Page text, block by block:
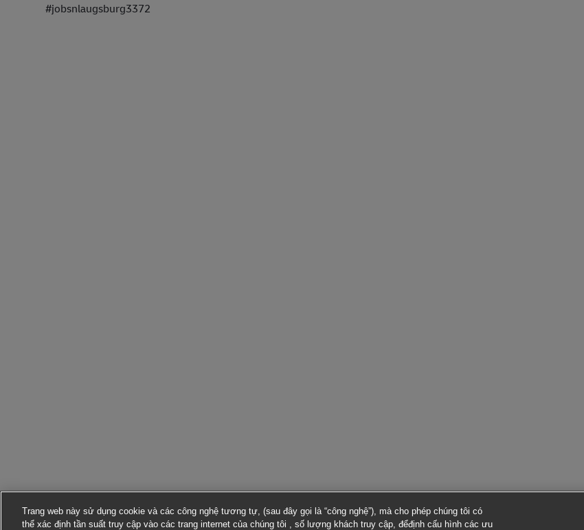
#jobsnlaugsburg3372
Trang web này sử dụng cookie và các công nghệ tương tự, (sau đây gọi là “công nghệ”), mà cho phép chúng tôi có
thể xác định tần suất truy cập vào các trang internet của chúng tôi , số lượng khách truy cập, đểđịnh cấu hình các ưu